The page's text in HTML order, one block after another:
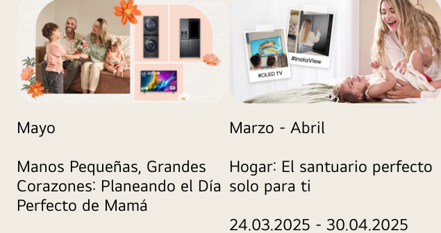
Mayo
Manos Pequeñas, Grandes
Corazones: Planeando el Día
Perfecto de Mamá
Marzo - Abril
Hogar: El santuario perfecto
solo para ti
24.03.2025 - 30.04.2025